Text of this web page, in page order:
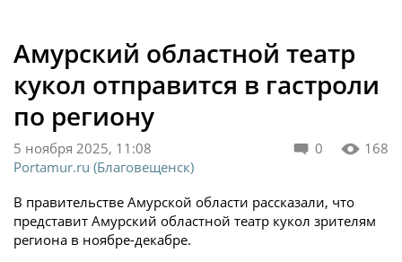
Амурский областной театр
кукол отправится в гастроли
по региону
0 168
5 ноября 2025, 11:08
Portamur.ru (Благовещенск)
В правительстве Амурской области рассказали, что
представит Амурский областной театр кукол зрителям
региона в ноябре-декабре.